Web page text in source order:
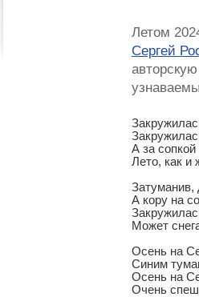
Летом
Сергей
А за
Лето, как и
А кору на
Может
Осень на
Синим
Осень на
Очень